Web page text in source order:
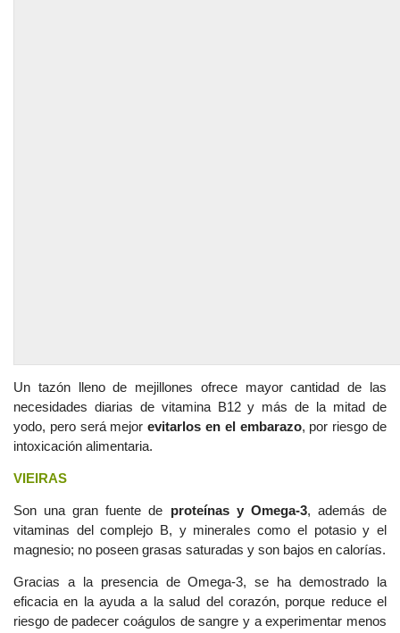
Un tazón lleno de mejillones ofrece mayor cantidad de las
necesidades diarias de vitamina B12 y más de la mitad de
yodo, pero será mejorevitarlos en el embarazo, por riesgo de
intoxicación alimentaria.
VIEIRAS
Son una gran fuente de proteínas y Omega-3, además de
vitaminas del complejo B, y minerales como el potasio y el
magnesio; no poseen grasas saturadas y son bajos en calorías.
Gracias a la presencia de Omega-3, se ha demostrado la
eficacia en la ayuda a la salud del corazón, porque reduce el
riesgo de padecer coágulos de sangre y a experimentar menos